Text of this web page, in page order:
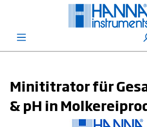
Minititrator für
& pH in